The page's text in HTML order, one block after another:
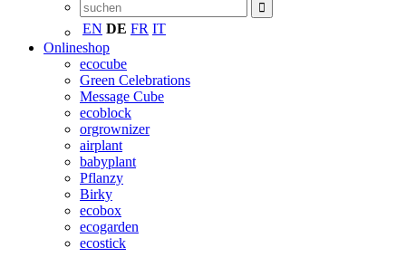
EN DE FR IT
Onlineshop
ecocube
Green Celebrations
Message Cube
ecoblock
orgrownizer
airplant
babyplant
Pflanzy
Birky
ecobox
ecogarden
ecostick